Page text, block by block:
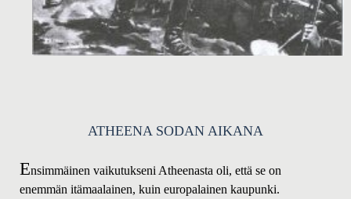
ATHEENA SODAN AIKANA
Ensimmäinen vaikutukseni Atheenasta oli, että se on
enemmän itämaalainen, kuin europalainen kaupunki.